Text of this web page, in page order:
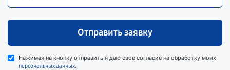
Отправить заявку
Нажимая на кнопку отправить я даю свое согласие на обработку моих
персональных данных.